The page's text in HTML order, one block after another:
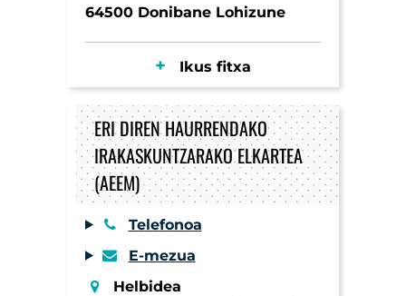
64500 Donibane Lohizune
Ikus fitxa
ERI DIREN HAURRENDAKO
IRAKASKUNTZARAKO ELKARTEA
(AEEM)
Telefonoa
E-mezua
Helbidea